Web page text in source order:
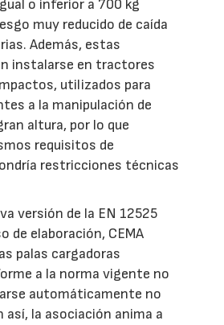
o inferior a 700 kg
muy reducido de caída
Además, estas
instalarse en tractores
utilizados para
a la manipulación de
altura, por lo que
requisitos de
restricciones técnicas
versión de la EN 12525
de elaboración, CEMA
palas cargadoras
a la norma vigente no
automáticamente no
así, la asociación anima a